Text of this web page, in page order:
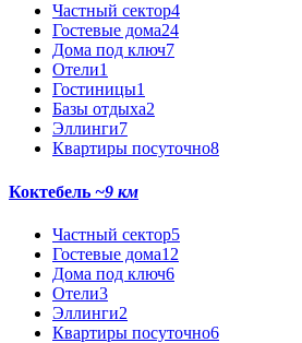
Частный сектор4
Гостевые дома24
Дома под ключ7
Отели1
Гостиницы1
Базы отдыха2
Эллинги7
Квартиры посуточно8
Коктебель ~9 км
Частный сектор5
Гостевые дома12
Дома под ключ6
Отели3
Эллинги2
Квартиры посуточно6